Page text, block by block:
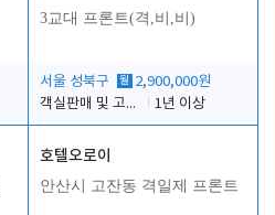
3교대 프론트(격,비,비)
서울 성북구 월 2,900,000원
객실판매 및 고객응대
1년 이상
호텔오로이
안산시 고잔동 격일제 프론트